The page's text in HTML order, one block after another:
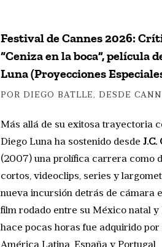
Festival de Cannes 2026:
“Ceniza en la boca”, película
Luna (Proyecciones
POR DIEGO BATLLE, DESDE
Más allá de su exitosa trayectoria
Diego Luna ha sostenido desde J.C.
(2007) una prolífica carrera como
cortos, videoclips, series y
nueva incursión detrás de cámara
film rodado entre su México natal y
hace pocas horas fue adquirido
América Latina, España y Portugal.